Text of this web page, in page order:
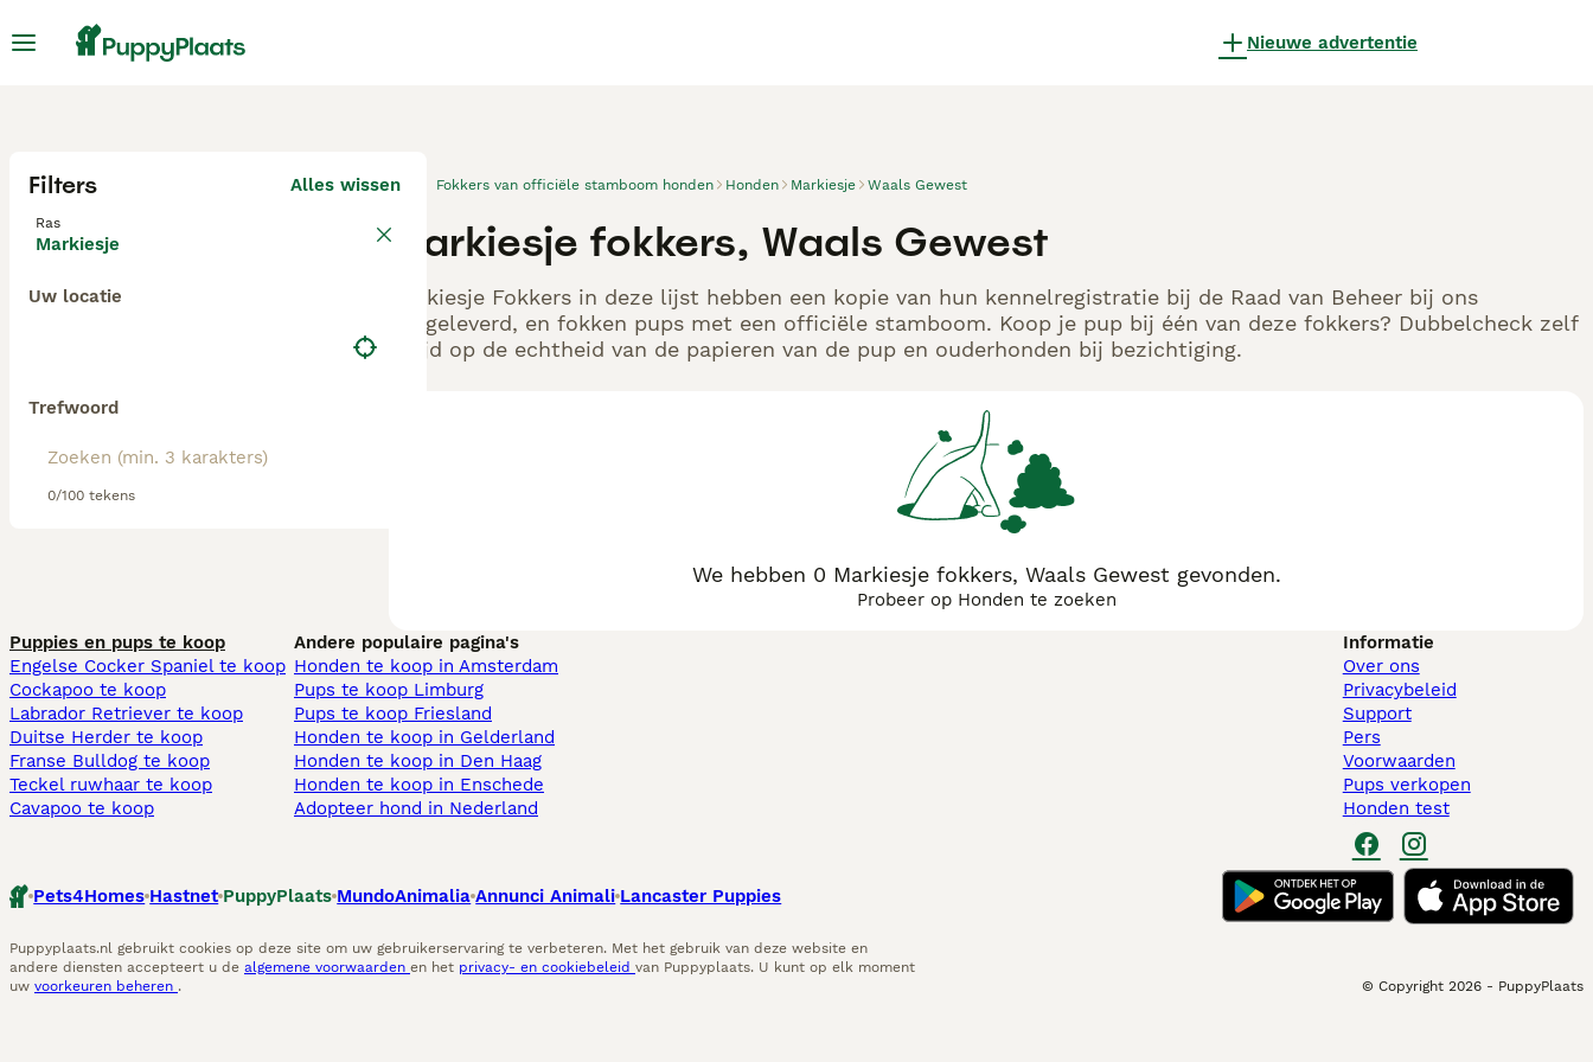
Nieuwe advertentie
Filters Alles wissen
Ras
Markiesje
Uw locatie
Trefwoord
0/100 tekens
Fokkers van officiële stamboom honden Honden Markiesje Waals Gewest
Markiesje fokkers, Waals Gewest
Markiesje Fokkers in deze lijst hebben een kopie van hun kennelregistratie bij de Raad van Beheer bij ons
aangeleverd, en fokken pups met een officiële stamboom. Koop je pup bij één van deze fokkers? Dubbelcheck zelf
altijd op de echtheid van de papieren van de pup en ouderhonden bij bezichtiging.
We hebben 0 Markiesje fokkers, Waals Gewest gevonden.
Probeer op Honden te zoeken
Puppies en pups te koop
Engelse Cocker Spaniel te koop
Cockapoo te koop
Labrador Retriever te koop
Duitse Herder te koop
Franse Bulldog te koop
Teckel ruwhaar te koop
Cavapoo te koop
Andere populaire pagina's
Honden te koop in Amsterdam
Pups te koop Limburg​
Pups te koop Friesland​
Honden te koop in Gelderland
Honden te koop in Den Haag
Honden te koop in Enschede
Adopteer hond in Nederland
Informatie
Over ons
Privacybeleid
Support
Pers
Voorwaarden
Pups verkopen
Honden test
Pets4Homes Hastnet PuppyPlaats MundoAnimalia Annunci Animali Lancaster Puppies
Puppyplaats.nl gebruikt cookies op deze site om uw gebruikerservaring te verbeteren. Met het gebruik van deze website en
andere diensten accepteert u de algemene voorwaarden en het privacy- en cookiebeleid van Puppyplaats. U kunt op elk moment
uw voorkeuren beheren . © Copyright 2026 - PuppyPlaats